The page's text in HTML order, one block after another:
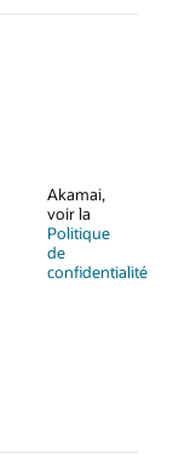
Akamai,
voir la
Politique
de
confidentialité